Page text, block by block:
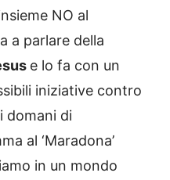
NO al
a parlare della
e lo fa con un
iniziative contro
domani di
al ‘Maradona’
in un mondo